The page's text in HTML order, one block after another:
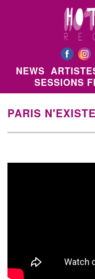
NEWS
SESSIONS
PARIS